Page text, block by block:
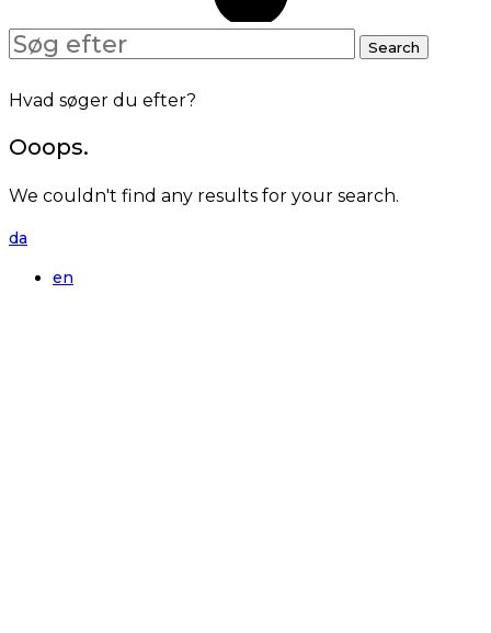
Search
for:
Search
Hvad søger du efter?
Ooops.
We couldn't find any results for your search.
da
en